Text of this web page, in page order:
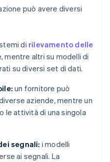
può avere diversi
di rilevamento delle
mentre altri su modelli di
su diversi set di dati.
un fornitore può
aziende, mentre un
le attività di una singola
segnali: i modelli
ai segnali. La